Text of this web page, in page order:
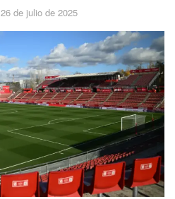
26 de julio de 2025